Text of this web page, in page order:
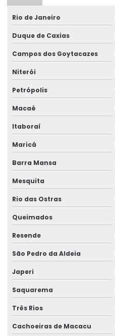
Etiqueta Térmica Para Impressão
Etiqueta Termica Para
Etiqueta Térmica Para
Etiqueta Termo Transfer Para
Etiquetas Adesivas
Etiquetas Adesivas Com
Etiquetas Adesivas Couchê
Etiquetas Adesivas Couchê
Etiquetas Adesivas De Alta
Etiquetas Adesivas De
Etiquetas Adesivas De Papel E
Etiquetas Adesivas Em
Etiquetas Adesivas Em
Etiquetas Adesivas Metalizadas
Etiquetas Adesivas Metalizadas
Rio de Janeiro
Duque de Caxias
Campos dos Goytacazes
Niterói
Petrópolis
Macaé
Itaboraí
Maricá
Barra Mansa
Mesquita
Rio das Ostras
Queimados
Resende
São Pedro da Aldeia
Japeri
Saquarema
Três Rios
Cachoeiras de Macacu